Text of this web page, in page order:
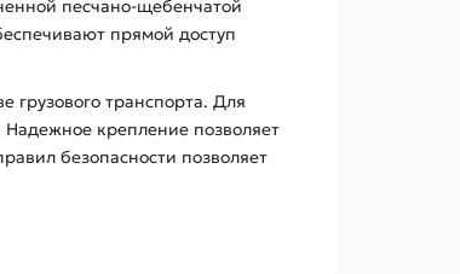
песчано-щебенчатой
прямой доступ
грузового транспорта. Для
крепление позволяет
безопасности позволяет